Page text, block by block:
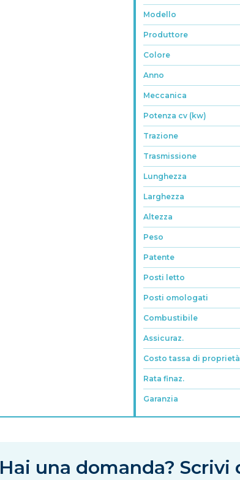
Modello
Produttore
Colore
Anno
Meccanica
Potenza cv (kw)
Trazione
Trasmissione
Lunghezza
Larghezza
Altezza
Peso
Patente
Posti letto
Posti omologati
Combustibile
Assicuraz.
Costo tassa di proprietà
Rata finaz.
Garanzia
Hai una domanda? Scrivi